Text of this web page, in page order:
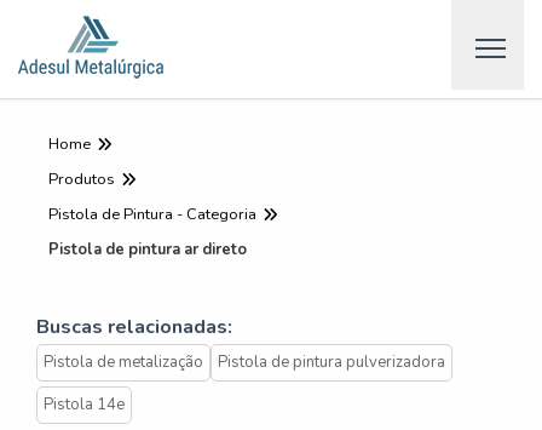
Home
Produtos
Pistola de Pintura - Categoria
Pistola de pintura ar direto
Buscas relacionadas:
Pistola de metalização
Pistola de pintura pulverizadora
Pistola 14e